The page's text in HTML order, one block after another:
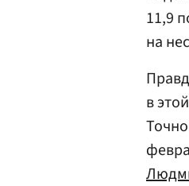
11,9
на
в